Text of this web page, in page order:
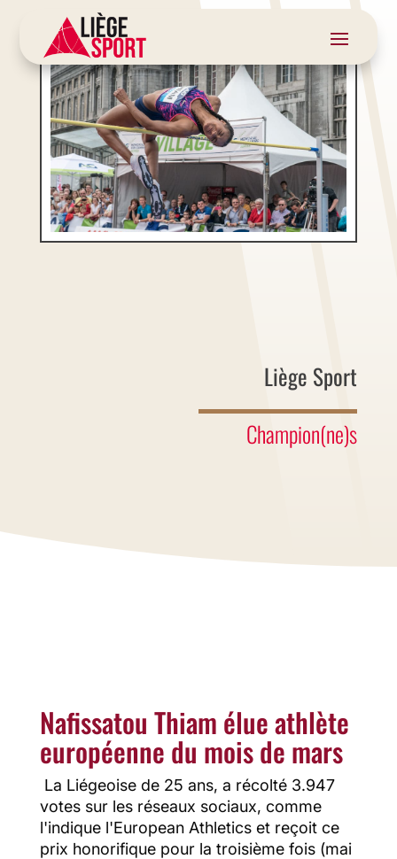
Liège Sport
Champion(ne)s
Nafissatou Thiam élue athlète
européenne du mois de mars
La Liégeoise de 25 ans, a récolté 3.947
votes sur les réseaux sociaux, comme
l'indique l'European Athletics et reçoit ce
prix honorifique pour la troisième fois (mai